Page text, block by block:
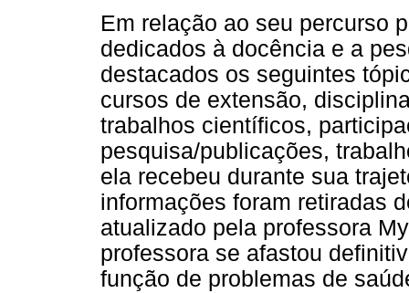
Em relação ao seu percurso
dedicados à docência e a
destacados os seguintes
cursos de extensão,
trabalhos científicos,
pesquisa/publicações,
ela recebeu durante sua
informações foram retiradas
atualizado pela professora
professora se afastou
função de problemas de